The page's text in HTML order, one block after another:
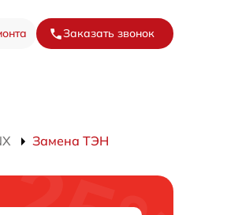
Заказать звонок
Замена ТЭН